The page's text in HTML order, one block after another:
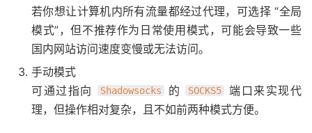
若你想让计算机内所有流量都经过代理，可选择 “全局
模式”，但不推荐作为日常使用模式，可能会导致一些
国内网站访问速度变慢或无法访问。
手动模式
可通过指向
Shadowsocks 的 SOCKS5
端口来实现代
理，但操作相对复杂，且不如前两种模式方便。